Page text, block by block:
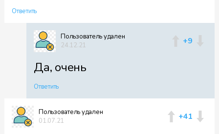
Ответить
Пользователь удален
24.12.21
+9
Да, очень
Ответить
Пользователь удален
01.07.21
+41